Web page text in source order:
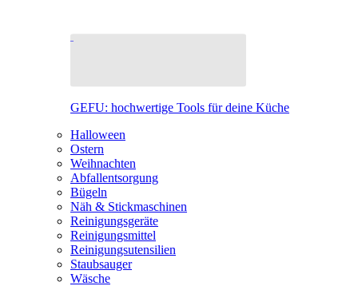
GEFU: hochwertige Tools für deine Küche
Halloween
Ostern
Weihnachten
Abfallentsorgung
Bügeln
Näh & Stickmaschinen
Reinigungsgeräte
Reinigungsmittel
Reinigungsutensilien
Staubsauger
Wäsche